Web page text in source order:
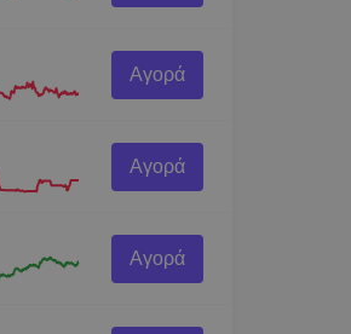
Αγορά
Αγορά
Αγορά